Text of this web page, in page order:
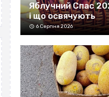
Яблучний Спас
і що освячують
6 Серпня 2026